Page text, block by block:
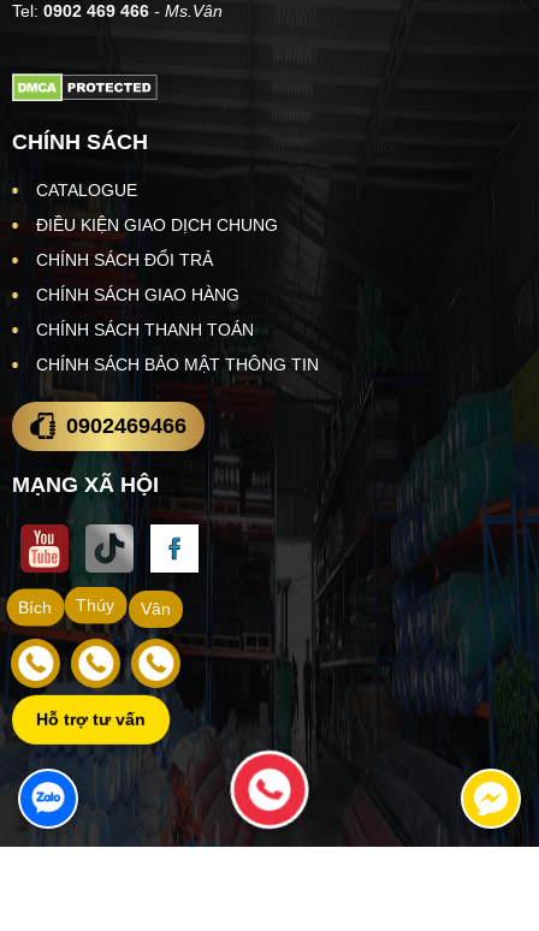
Tel: 0902 469 466 - Ms.Vân
CHÍNH SÁCH
CATALOGUE
ĐIỀU KIỆN GIAO DỊCH CHUNG
CHÍNH SÁCH ĐỔI TRẢ
CHÍNH SÁCH GIAO HÀNG
CHÍNH SÁCH THANH TOÁN
CHÍNH SÁCH BẢO MẬT THÔNG TIN
0902469466
MẠNG XÃ HỘI
Vân
Thúy
Bích
Hỗ trợ tư vấn